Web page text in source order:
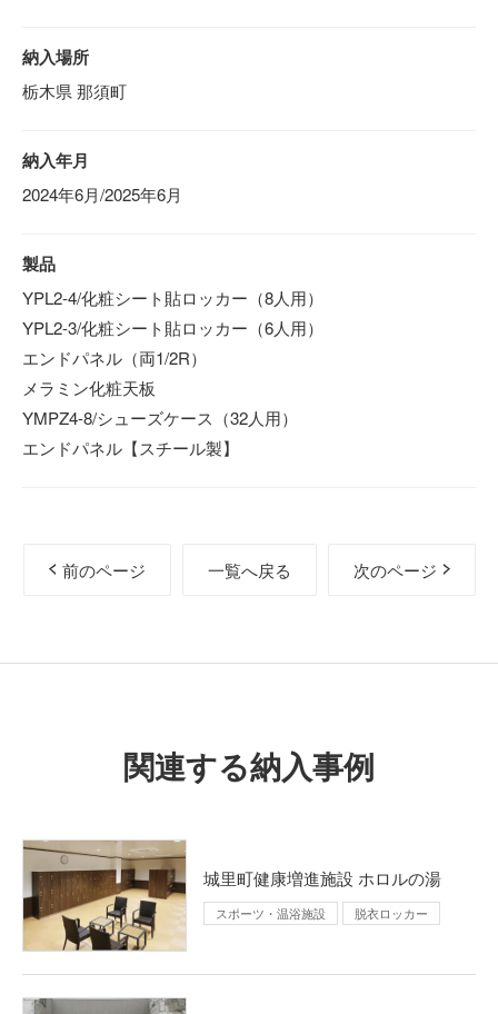
納入場所
栃木県 那須町
納入年月
2024年6月/2025年6月
製品
YPL2-4/化粧シート貼ロッカー（8人用）
YPL2-3/化粧シート貼ロッカー（6人用）
エンドパネル（両1/2R）
メラミン化粧天板
YMPZ4-8/シューズケース（32人用）
エンドパネル【スチール製】
前のページ 一覧へ戻る 次のページ
関連する納入事例
城里町健康増進施設 ホロルの湯
スポーツ・温浴施設 脱衣ロッカー